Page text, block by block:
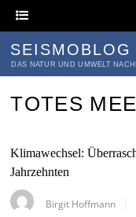
SEISMOBLOG
DAS NATUR UND UMWELT
TOTES
Klimawechsel:
Jahrzehnten
Birgit Hoffmann